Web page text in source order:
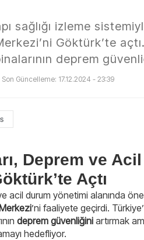
sağlığı izleme
Göktürk’te
deprem
Son Güncelleme: 17.12.2024 - 23:39
Deprem ve
Açtı
acil durum yönetimi alanında
’ni faaliyete geçirdi.
deprem güvenliğini artırmak
hedefliyor.